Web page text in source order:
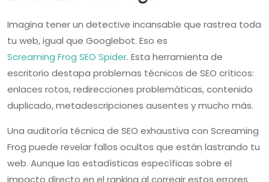
Imagina tener un detective incansable que rastrea toda
tu web, igual que Googlebot. Eso es
Screaming Frog SEO Spider. Esta herramienta de
escritorio destapa problemas técnicos de SEO críticos:
enlaces rotos, redirecciones problemáticas, contenido
duplicado, metadescripciones ausentes y mucho más.
Una auditoría técnica de SEO exhaustiva con Screaming
Frog puede revelar fallos ocultos que están lastrando tu
web. Aunque las estadísticas específicas sobre el
impacto directo en el ranking al corregir estos errores